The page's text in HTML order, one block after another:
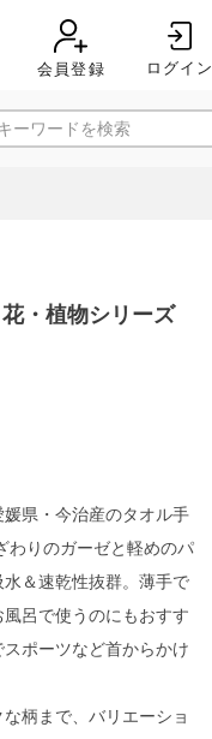
会員登録 ログイン
・植物シリーズ
媛県・今治産のタオル手
わりのガーゼと軽めのパ
＆速乾性抜群。薄手で
呂で使うのにもおすす
ポーツなど首からかけ
柄まで、バリエーショ